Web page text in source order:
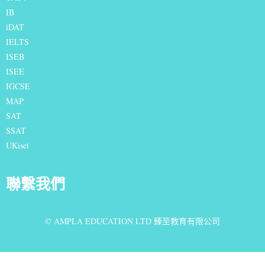
IB
iDAT
IELTS
ISEB
ISEE
IGCSE
MAP
SAT
SSAT
UKiset
聯繫我們
© AMPLA EDUCATION LTD 臻至教育有限公司